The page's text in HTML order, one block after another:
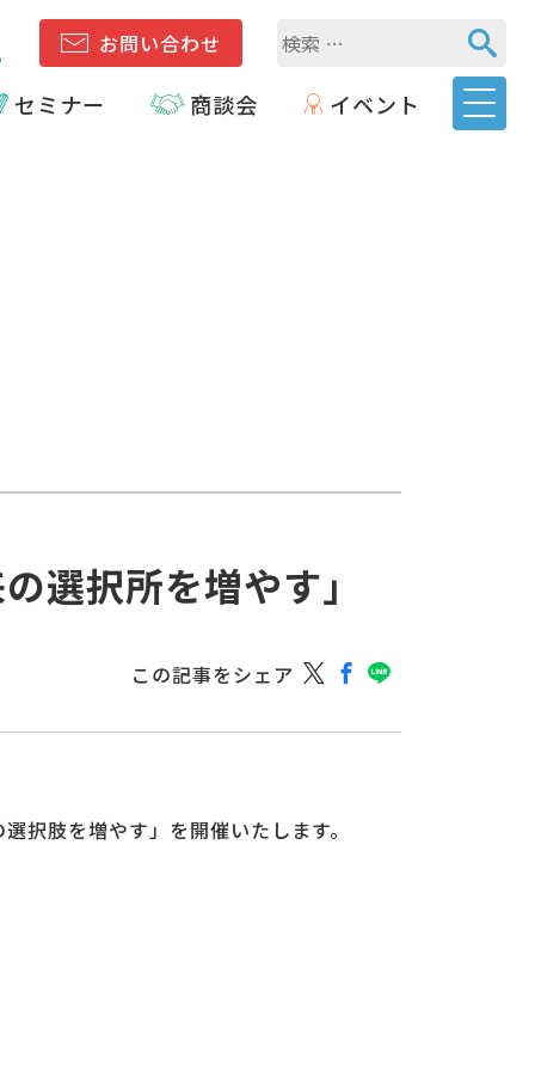
お問い合わせ
セミナー 商談会 イベント
選択所を増やす」
この記事をシェア
択肢を増やす」を開催いたします。